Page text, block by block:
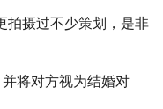
拍摄过不少策划，是非
将对方视为结婚对